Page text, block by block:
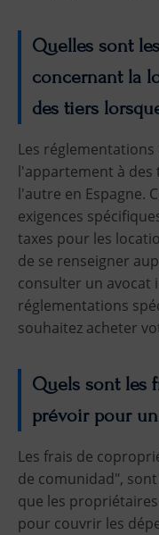
Quelles sont
concernant la
des tiers
Les
l'appartement à des
l'autre en Espagne.
exigences
taxes pour les
de se renseigner
consulter un avocat
réglementations
souhaitez acheter
Quels sont les
prévoir pour
Les frais de
de comunidad",
que les
pour couvrir les